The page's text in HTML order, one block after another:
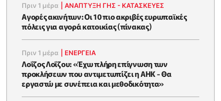
Πριν 1 μέρα |ΑΝΑΠΤΥΞΗ ΓΗΣ - ΚΑΤΑΣΚΕΥΕΣ
Αγορές ακινήτων: Οι 10 πιο ακριβές ευρωπαϊκές
πόλεις για αγορά κατοικίας (πίνακας)
Πριν 1 μέρα ΕΝΈΡΓΕΙΑ
Λοΐζος Λοΐζου: «Έχω πλήρη επίγνωση των
προκλήσεων που αντιμετωπίζει η ΑΗΚ - Θα
εργαστώ με συνέπεια και μεθοδικότητα»